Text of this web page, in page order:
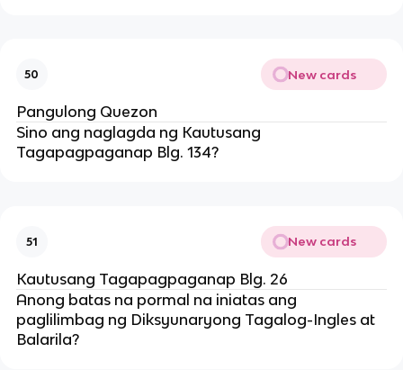
50 New cards
Pangulong Quezon
Sino ang naglagda ng Kautusang
Tagapagpaganap Blg. 134?
51 New cards
Kautusang Tagapagpaganap Blg. 26
Anong batas na pormal na iniatas ang
paglilimbag ng Diksyunaryong Tagalog-Ingles at
Balarila?